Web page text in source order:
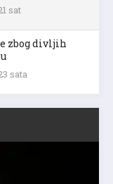
sat
zbog divljih
sata